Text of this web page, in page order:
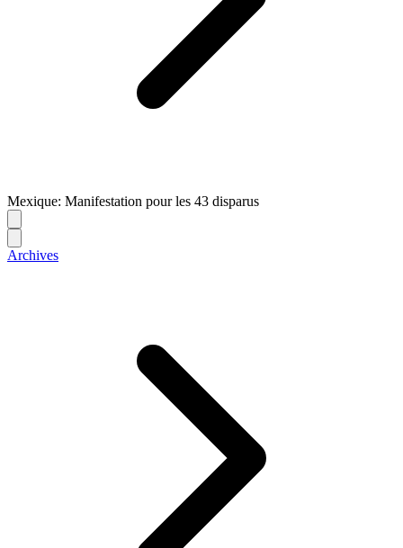
Mexique: Manifestation pour les 43 disparus
Archives